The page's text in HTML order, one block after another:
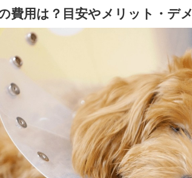
費用は？目安やメリット・デ